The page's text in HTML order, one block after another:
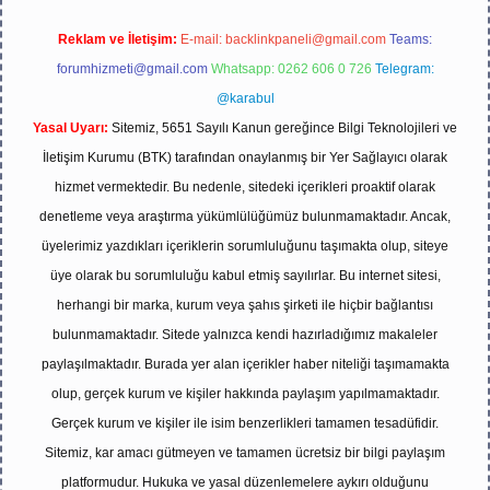
Reklam ve İletişim: E-mail: backlinkpaneli@gmail.com Teams:
forumhizmeti@gmail.com Whatsapp: 0262 606 0 726 Telegram:
@karabul
Yasal Uyarı: Sitemiz, 5651 Sayılı Kanun gereğince Bilgi Teknolojileri ve
İletişim Kurumu (BTK) tarafından onaylanmış bir Yer Sağlayıcı olarak
hizmet vermektedir. Bu nedenle, sitedeki içerikleri proaktif olarak
denetleme veya araştırma yükümlülüğümüz bulunmamaktadır. Ancak,
üyelerimiz yazdıkları içeriklerin sorumluluğunu taşımakta olup, siteye
üye olarak bu sorumluluğu kabul etmiş sayılırlar. Bu internet sitesi,
herhangi bir marka, kurum veya şahıs şirketi ile hiçbir bağlantısı
bulunmamaktadır. Sitede yalnızca kendi hazırladığımız makaleler
paylaşılmaktadır. Burada yer alan içerikler haber niteliği taşımamakta
olup, gerçek kurum ve kişiler hakkında paylaşım yapılmamaktadır.
Gerçek kurum ve kişiler ile isim benzerlikleri tamamen tesadüfidir.
Sitemiz, kar amacı gütmeyen ve tamamen ücretsiz bir bilgi paylaşım
platformudur. Hukuka ve yasal düzenlemelere aykırı olduğunu